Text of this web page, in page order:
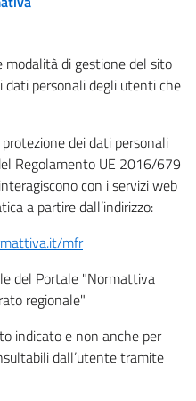
modalità di gestione del sito
personali degli utenti che
dei dati personali
Regolamento UE 2016/679
con i servizi web
a partire dall’indirizzo:
mfr
del Portale "Normattiva
regionale"
indicato e non anche per
dall’utente tramite